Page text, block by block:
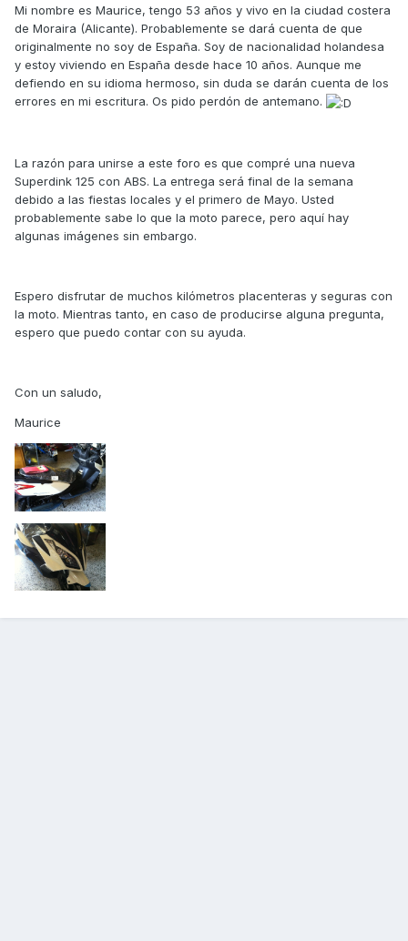
Mi nombre es Maurice, tengo 53 años y vivo en la ciudad costera
de Moraira (Alicante). Probablemente se dará cuenta de que
originalmente no soy de España. Soy de nacionalidad holandesa
y estoy viviendo en España desde hace 10 años. Aunque me
defiendo en su idioma hermoso, sin duda se darán cuenta de los
errores en mi escritura. Os pido perdón de antemano.
La razón para unirse a este foro es que compré una nueva
Superdink 125 con ABS. La entrega será final de la semana
debido a las fiestas locales y el primero de Mayo. Usted
probablemente sabe lo que la moto parece, pero aquí hay
algunas imágenes sin embargo.
Espero disfrutar de muchos kilómetros placenteras y seguras con
la moto. Mientras tanto, en caso de producirse alguna pregunta,
espero que puedo contar con su ayuda.
Con un saludo,
Maurice